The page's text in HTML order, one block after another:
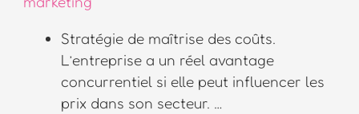
Stratégie de maîtrise des coûts.
L’entreprise a un réel avantage
concurrentiel si elle peut influencer les
prix dans son secteur. …